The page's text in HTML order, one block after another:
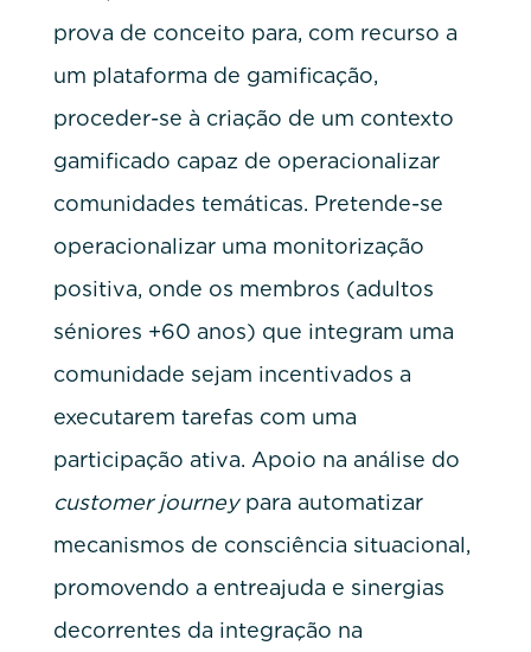
prova de conceito para, com recurso a
um plataforma de gamificação,
proceder-se à criação de um contexto
gamificado capaz de operacionalizar
comunidades temáticas. Pretende-se
operacionalizar uma monitorização
positiva, onde os membros (adultos
séniores +60 anos) que integram uma
comunidade sejam incentivados a
executarem tarefas com uma
participação ativa. Apoio na análise do
customer journeypara automatizar
mecanismos de consciência situacional,
promovendo a entreajuda e sinergias
decorrentes da integração na